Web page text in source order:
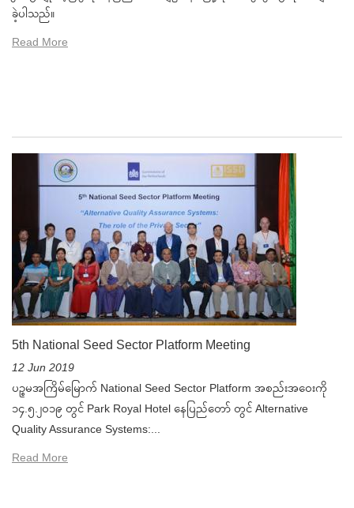
ခဲ့ပါသည်။
Read More
5th National Seed Sector Platform Meeting
12 Jun 2019
ပဉ္စမအကြိမ်မြောက် National Seed Sector Platform အစည်းအဝေးကို
၁၄.၅.၂၀၁၉ တွင် Park Royal Hotel နေပြည်တော် တွင် Alternative
Quality Assurance Systems:...
Read More